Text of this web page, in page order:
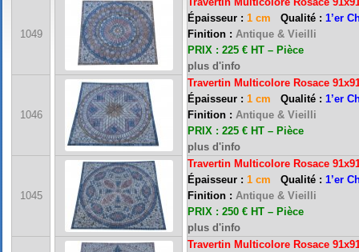
1049
Épaisseur : 1 cm Qualité : 1’er
Finition : Antique & Vieilli
PRIX : 225 € HT – Pièce
plus d'info
1046
Travertin Multicolore Rosace
Épaisseur : 1 cm Qualité : 1’er
Finition : Antique & Vieilli
PRIX : 225 € HT – Pièce
plus d'info
1045
Travertin Multicolore Rosace
Épaisseur : 1 cm Qualité : 1’er
Finition : Antique & Vieilli
PRIX : 250 € HT – Pièce
plus d'info
Travertin Multicolore Rosace
FRANCE MARBRE 13 ( 13680 LANCON PROVENCE ): Ouvert du mardi au
FRANCE MARBRE 84 ( 84600 VALREAS ): Ouvert du mardi au samedi inclus de